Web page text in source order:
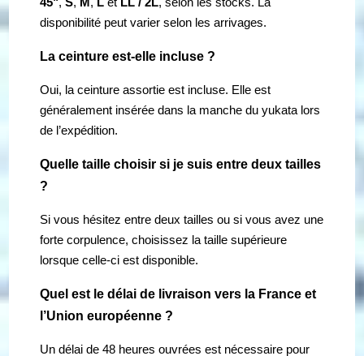
disponibilité peut varier selon les arrivages.
La ceinture est-elle incluse ?
Oui, la ceinture assortie est incluse. Elle est
généralement insérée dans la manche du yukata lors
de l’expédition.
Quelle taille choisir si je suis entre deux tailles
?
Si vous hésitez entre deux tailles ou si vous avez une
forte corpulence, choisissez la taille supérieure
lorsque celle-ci est disponible.
Quel est le délai de livraison vers la France et
l’Union européenne ?
Un délai de 48 heures ouvrées est nécessaire pour